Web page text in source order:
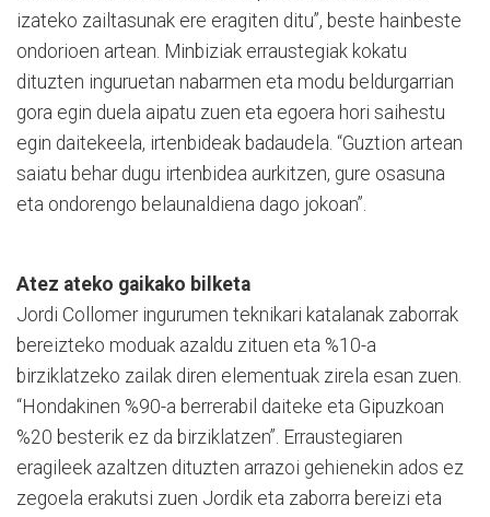
izateko zailtasunak ere eragiten ditu”, beste hainbeste
ondorioen artean. Minbiziak erraustegiak kokatu
dituzten inguruetan nabarmen eta modu beldurgarrian
gora egin duela aipatu zuen eta egoera hori saihestu
egin daitekeela, irtenbideak badaudela. “Guztion artean
saiatu behar dugu irtenbidea aurkitzen, gure osasuna
eta ondorengo belaunaldiena dago jokoan”.
Atez ateko gaikako bilketa
Jordi Collomer ingurumen teknikari katalanak zaborrak
bereizteko moduak azaldu zituen eta %10-a
birziklatzeko zailak diren elementuak zirela esan zuen.
“Hondakinen %90-a berrerabil daiteke eta Gipuzkoan
%20 besterik ez da birziklatzen”. Erraustegiaren
eragileek azaltzen dituzten arrazoi gehienekin ados ez
zegoela erakutsi zuen Jordik eta zaborra bereizi eta